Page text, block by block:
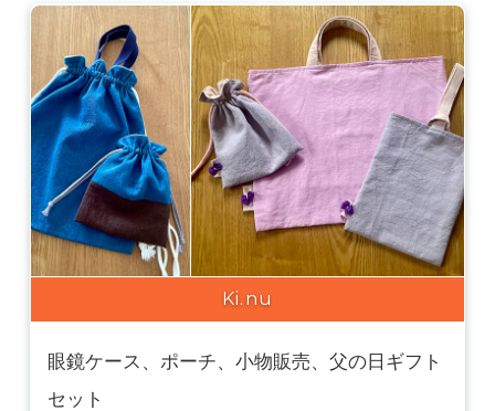
Ki.nu
眼鏡ケース、ポーチ、小物販売、父の日ギフト
セット